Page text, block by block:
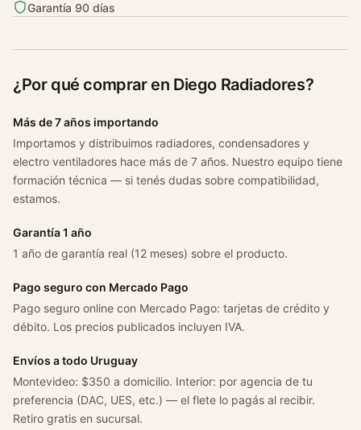
Garantía 90 días
¿Por qué comprar en Diego Radiadores?
Más de 7 años importando
Importamos y distribuimos radiadores, condensadores y
electro ventiladores hace más de 7 años. Nuestro equipo tiene
formación técnica — si tenés dudas sobre compatibilidad,
estamos.
Garantía 1 año
1 año de garantía real (12 meses) sobre el producto.
Pago seguro con Mercado Pago
Pago seguro online con Mercado Pago: tarjetas de crédito y
débito. Los precios publicados incluyen IVA.
Envíos a todo Uruguay
Montevideo: $350 a domicilio. Interior: por agencia de tu
preferencia (DAC, UES, etc.) — el flete lo pagás al recibir.
Retiro gratis en sucursal.